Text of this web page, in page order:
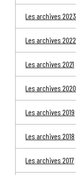
Les archives 2023
Les archives 2022
Les archives 2021
Les archives 2020
Les archives 2019
Les archives 2018
Les archives 2017